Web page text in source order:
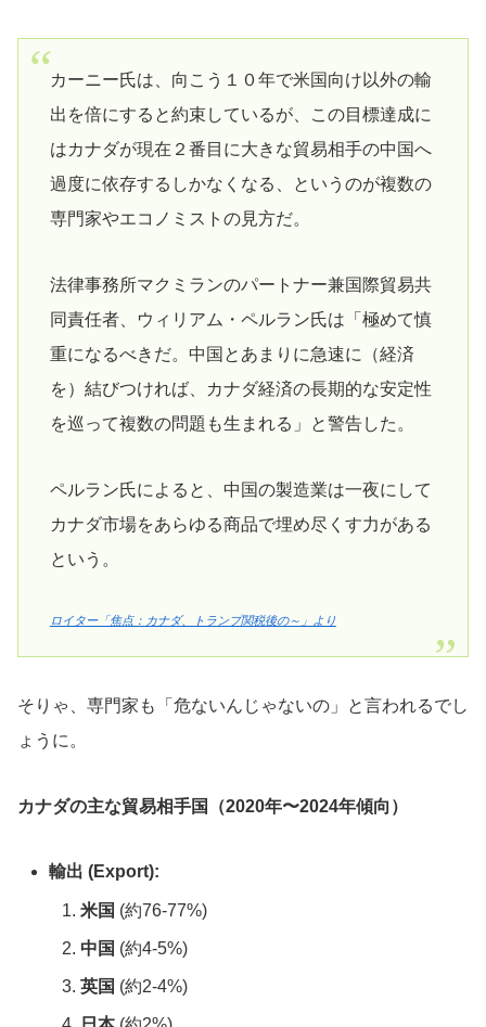
カーニー氏は、向こう１０年で米国向け以外の輸
出を倍にすると約束しているが、この目標達成に
はカナダが現在２番目に大きな貿易相手の中国へ
過度に依存するしかなくなる、というのが複数の
専門家やエコノミストの見方だ。
法律事務所マクミランのパートナー兼国際貿易共
同責任者、ウィリアム・ペルラン氏は「極めて慎
重になるべきだ。中国とあまりに急速に（経済
を）結びつければ、カナダ経済の長期的な安定性
を巡って複数の問題も生まれる」と警告した。
ペルラン氏によると、中国の製造業は一夜にして
カナダ市場をあらゆる商品で埋め尽くす力がある
という。
ロイター「焦点：カナダ、トランプ関税後の～」より
そりゃ、専門家も「危ないんじゃないの」と言われるでし
ょうに。
カナダの主な貿易相手国（2020年〜2024年傾向）
輸出 (Export):
米国 (約76-77%)
中国 (約4-5%)
英国 (約2-4%)